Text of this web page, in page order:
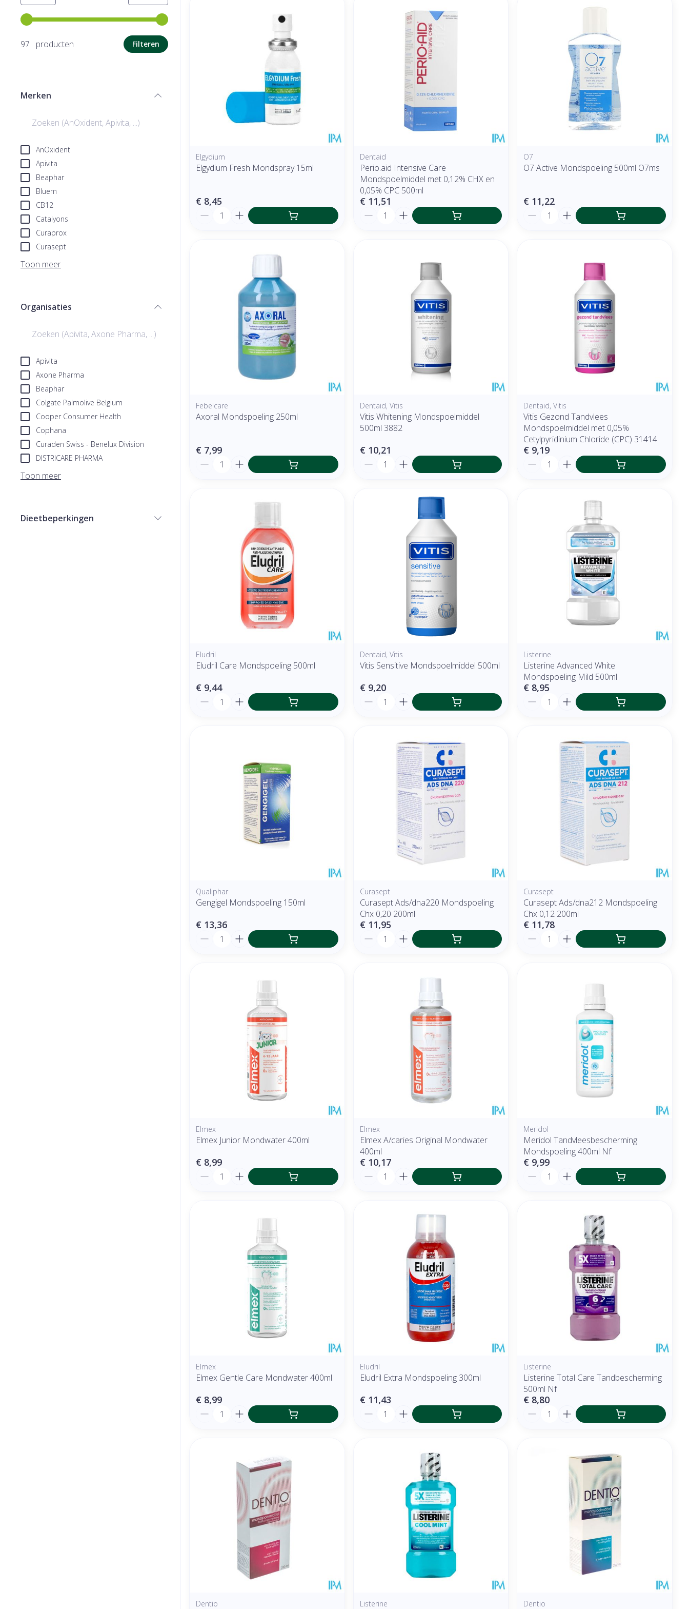
Gebruik de pijltjestoetsen links en rechts om de minimale en maximale prijswaarden aan te passen.
97 producten
Filteren
Merken
AnOxident
Apivita
Beaphar
Bluem
CB12
Catalyons
Curaprox
Curasept
Toon meer
Organisaties
Apivita
Axone Pharma
Beaphar
Colgate Palmolive Belgium
Cooper Consumer Health
Cophana
Curaden Swiss - Benelux Division
DISTRICARE PHARMA
Toon meer
Dieetbeperkingen
Elgydium
Elgydium Fresh Mondspray 15ml
€ 8,45
Aantal
Dentaid
Perio.aid Intensive Care
Mondspoelmiddel met 0,12% CHX en
0,05% CPC 500ml
€ 11,51
Aantal
O7
O7 Active Mondspoeling 500ml O7ms
€ 11,22
Aantal
Febelcare
Axoral Mondspoeling 250ml
€ 7,99
Aantal
Dentaid, Vitis
Vitis Whitening Mondspoelmiddel
500ml 3882
€ 10,21
Aantal
Dentaid, Vitis
Vitis Gezond Tandvlees
Mondspoelmiddel met 0,05%
Cetylpyridinium Chloride (CPC) 31414
€ 9,19
Aantal
Eludril
Eludril Care Mondspoeling 500ml
€ 9,44
Aantal
Dentaid, Vitis
Vitis Sensitive Mondspoelmiddel 500ml
€ 9,20
Aantal
Listerine
Listerine Advanced White
Mondspoeling Mild 500ml
€ 8,95
Aantal
Qualiphar
Gengigel Mondspoeling 150ml
€ 13,36
Aantal
Curasept
Curasept Ads/dna220 Mondspoeling
Chx 0,20 200ml
€ 11,95
Aantal
Curasept
Curasept Ads/dna212 Mondspoeling
Chx 0,12 200ml
€ 11,78
Aantal
Elmex
Elmex Junior Mondwater 400ml
€ 8,99
Aantal
Elmex
Elmex A/caries Original Mondwater
400ml
€ 10,17
Aantal
Meridol
Meridol Tandvleesbescherming
Mondspoeling 400ml Nf
€ 9,99
Aantal
Elmex
Elmex Gentle Care Mondwater 400ml
€ 8,99
Aantal
Eludril
Eludril Extra Mondspoeling 300ml
€ 11,43
Aantal
Listerine
Listerine Total Care Tandbescherming
500ml Nf
€ 8,80
Aantal
Dentio Listerine Dentio